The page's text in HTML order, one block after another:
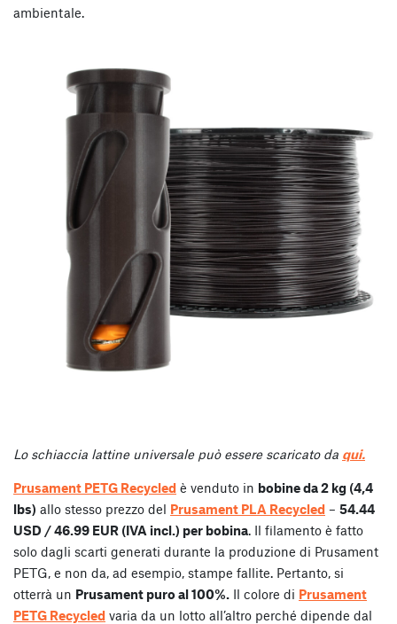
ambientale.
Lo schiaccia lattine universale può essere scaricato da qui.
Prusament PETG Recycled è venduto in bobine da 2 kg (4,4
lbs) allo stesso prezzo del Prusament PLA Recycled – 54.44
USD / 46.99 EUR (IVA incl.) per bobina. Il filamento è fatto
solo dagli scarti generati durante la produzione di Prusament
PETG, e non da, ad esempio, stampe fallite. Pertanto, si
otterrà un Prusament puro al 100%. Il colore di Prusament
PETG Recycled varia da un lotto all’altro perché dipende dal